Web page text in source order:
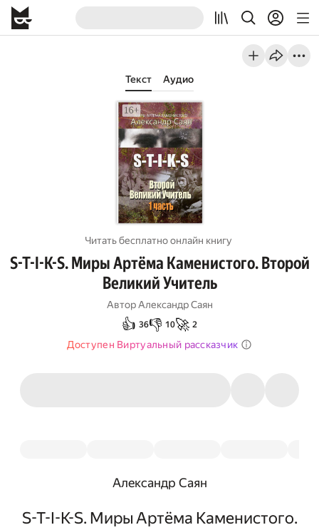
Текст Аудио
Читать бесплатно онлайн книгу
S-T-I-K-S. Миры Артёма Каменистого. Второй
Великий Учитель
Автор Александр Саян
👍 36👎 10🚀 2
Доступен Виртуальный рассказчик
Александр Саян
S-T-I-K-S. Миры Артёма Каменистого.